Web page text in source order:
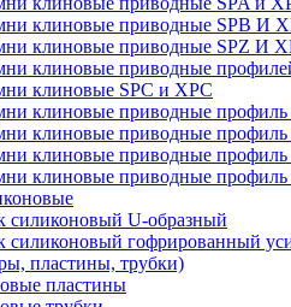
клиновые приводные SPB И
клиновые приводные SPZ И
клиновые приводные
клиновые SPC и XPC
клиновые приводные
клиновые приводные профиль
клиновые приводные
клиновые приводные
силиконовый U-образный
силиконовый гофрированный
пластины, трубки)
пластины